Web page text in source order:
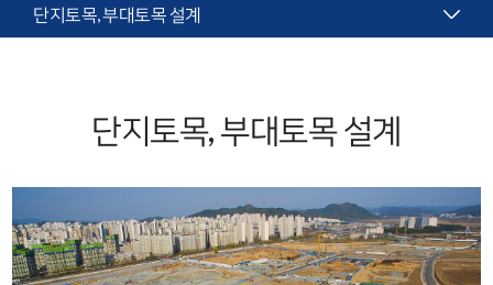
단지토목, 부대토목 설계
단지토목, 부대토목 설계